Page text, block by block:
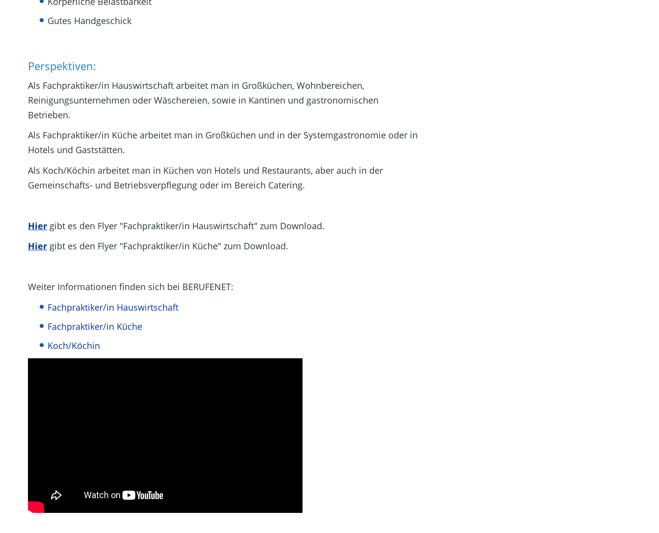
Gutes Handgeschick
Perspektiven:
Als Fachpraktiker/in Hauswirtschaft arbeitet man in Großküchen, Wohnbereichen,
Reinigungsunternehmen oder Wäschereien, sowie in Kantinen und gastronomischen
Betrieben.
Als Fachpraktiker/in Küche arbeitet man in Großküchen und in der Systemgastronomie oder in
Hotels und Gaststätten.
Als Koch/Köchin arbeitet man in Küchen von Hotels und Restaurants, aber auch in der
Gemeinschafts- und Betriebsverpflegung oder im Bereich Catering.
Hier gibt es den Flyer "Fachpraktiker/in Hauswirtschaft" zum Download.
Hier gibt es den Flyer "Fachpraktiker/in Küche" zum Download.
Weiter Informationen finden sich bei BERUFENET:
Fachpraktiker/in Hauswirtschaft
Fachpraktiker/in Küche
Koch/Köchin